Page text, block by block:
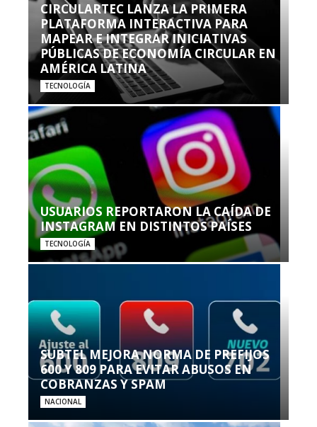
CIRCULARTEC LANZA LA PRIMERA
PLATAFORMA INTERACTIVA PARA
MAPEAR E INTEGRAR INICIATIVAS
PÚBLICAS DE ECONOMÍA CIRCULAR EN
AMÉRICA LATINA
TECNOLOGÍA
USUARIOS REPORTARON LA CAÍDA DE
INSTAGRAM EN DISTINTOS PAÍSES
TECNOLOGÍA
SUBTEL MEJORA NORMA DE PREFIJOS
600 Y 809 PARA EVITAR ABUSOS EN
COBRANZAS Y SPAM
NACIONAL